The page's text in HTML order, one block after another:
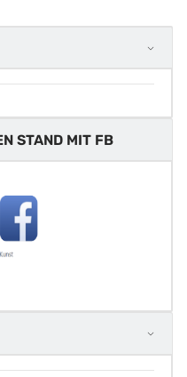
STAND MIT FB